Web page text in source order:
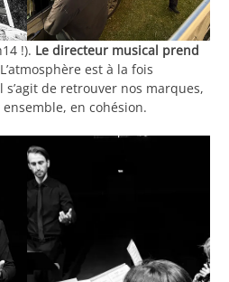
!). Le directeur musical prend
L’atmosphère est à la fois
de retrouver nos marques,
en cohésion.